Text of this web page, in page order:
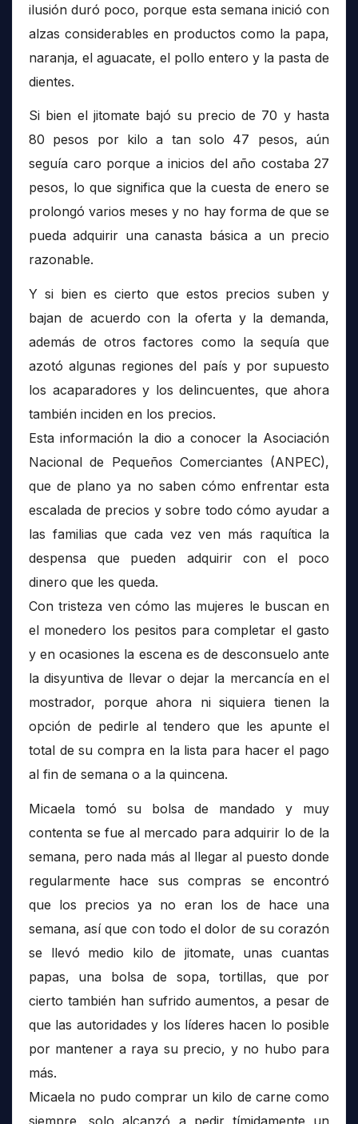
ilusión duró poco, porque esta semana inició con
alzas considerables en productos como la papa,
naranja, el aguacate, el pollo entero y la pasta de
dientes.
Si bien el jitomate bajó su precio de 70 y hasta
80 pesos por kilo a tan solo 47 pesos, aún
seguía caro porque a inicios del año costaba 27
pesos, lo que significa que la cuesta de enero se
prolongó varios meses y no hay forma de que se
pueda adquirir una canasta básica a un precio
razonable.
Y si bien es cierto que estos precios suben y
bajan de acuerdo con la oferta y la demanda,
además de otros factores como la sequía que
azotó algunas regiones del país y por supuesto
los acaparadores y los delincuentes, que ahora
también inciden en los precios.
Esta información la dio a conocer la Asociación
Nacional de Pequeños Comerciantes (ANPEC),
que de plano ya no saben cómo enfrentar esta
escalada de precios y sobre todo cómo ayudar a
las familias que cada vez ven más raquítica la
despensa que pueden adquirir con el poco
dinero que les queda.
Con tristeza ven cómo las mujeres le buscan en
el monedero los pesitos para completar el gasto
y en ocasiones la escena es de desconsuelo ante
la disyuntiva de llevar o dejar la mercancía en el
mostrador, porque ahora ni siquiera tienen la
opción de pedirle al tendero que les apunte el
total de su compra en la lista para hacer el pago
al fin de semana o a la quincena.
Micaela tomó su bolsa de mandado y muy
contenta se fue al mercado para adquirir lo de la
semana, pero nada más al llegar al puesto donde
regularmente hace sus compras se encontró
que los precios ya no eran los de hace una
semana, así que con todo el dolor de su corazón
se llevó medio kilo de jitomate, unas cuantas
papas, una bolsa de sopa, tortillas, que por
cierto también han sufrido aumentos, a pesar de
que las autoridades y los líderes hacen lo posible
por mantener a raya su precio, y no hubo para
más.
Micaela no pudo comprar un kilo de carne como
siempre, solo alcanzó a pedir tímidamente un